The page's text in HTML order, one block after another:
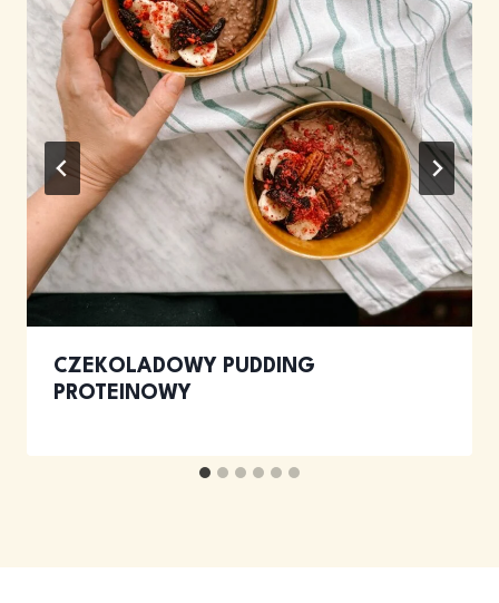
CZEKOLADOWY PUDDING
PROTEINOWY